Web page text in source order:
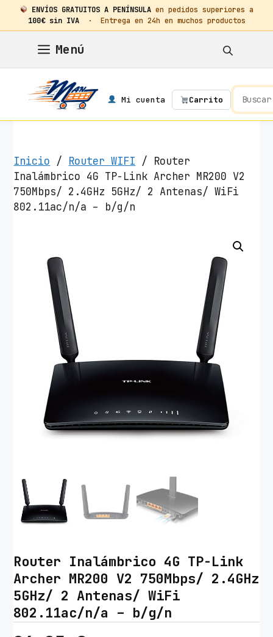
ENVÍOS GRATUITOS A PENÍNSULA en pedidos superiores a
100€ sin IVA· Entrega en 24h en muchos productos
contenido
Menú
Mi cuenta Carrito
Inicio / Router WIFI / Router
Inalámbrico 4G TP-Link Archer MR200 V2
750Mbps/ 2.4GHz 5GHz/ 2 Antenas/ WiFi
802.11ac/n/a – b/g/n
Router Inalámbrico 4G TP-Link
Archer MR200 V2 750Mbps/ 2.4GHz
5GHz/ 2 Antenas/ WiFi
802.11ac/n/a – b/g/n